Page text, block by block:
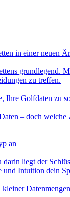
in einer neuen
grundlegend.
zu treffen.
Ihre Golfdaten zu
– doch
an
darin liegt der
und Intuition dein